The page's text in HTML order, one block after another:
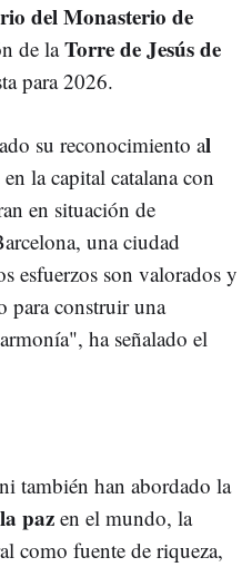
del Monasterio de
de laTorre de Jesús de
para 2026.
su reconocimiento al
en la capital catalana con
en situación de
una ciudad
esfuerzos son valorados y
para construir una
ha señalado el
también han abordado la
pazen el mundo, la
como fuente de riqueza,